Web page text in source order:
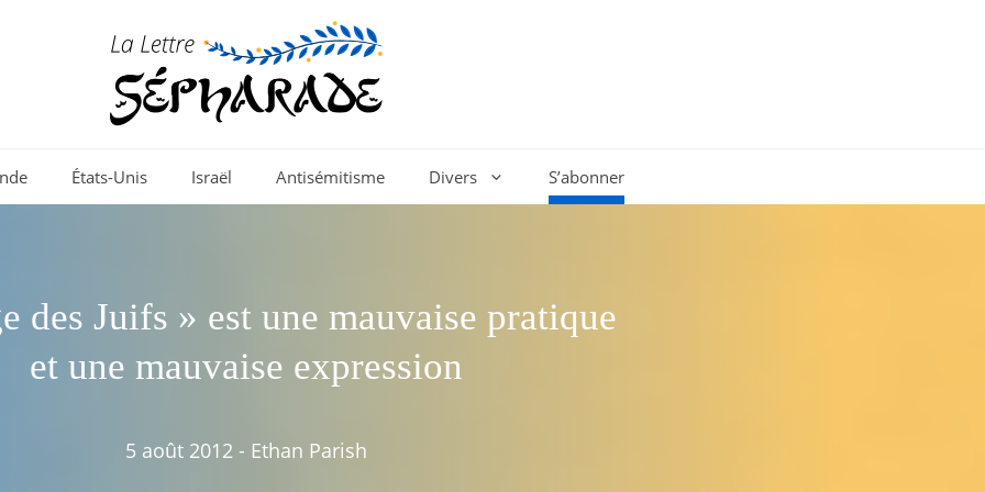
États-Unis Israël Antisémitisme Divers S’abonner
des Juifs » est une mauvaise pratique
et une mauvaise expression
5 août 2012 - Ethan Parish